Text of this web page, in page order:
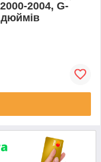
2004, G-
дюймів